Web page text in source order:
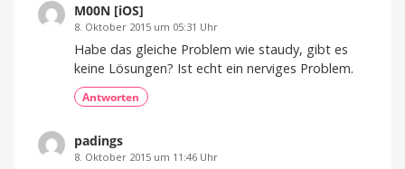
M00N [iOS]
8. Oktober 2015 um 05:31 Uhr
Habe das gleiche Problem wie staudy, gibt es
keine Lösungen? Ist echt ein nerviges Problem.
Antworten
padings
8. Oktober 2015 um 11:46 Uhr